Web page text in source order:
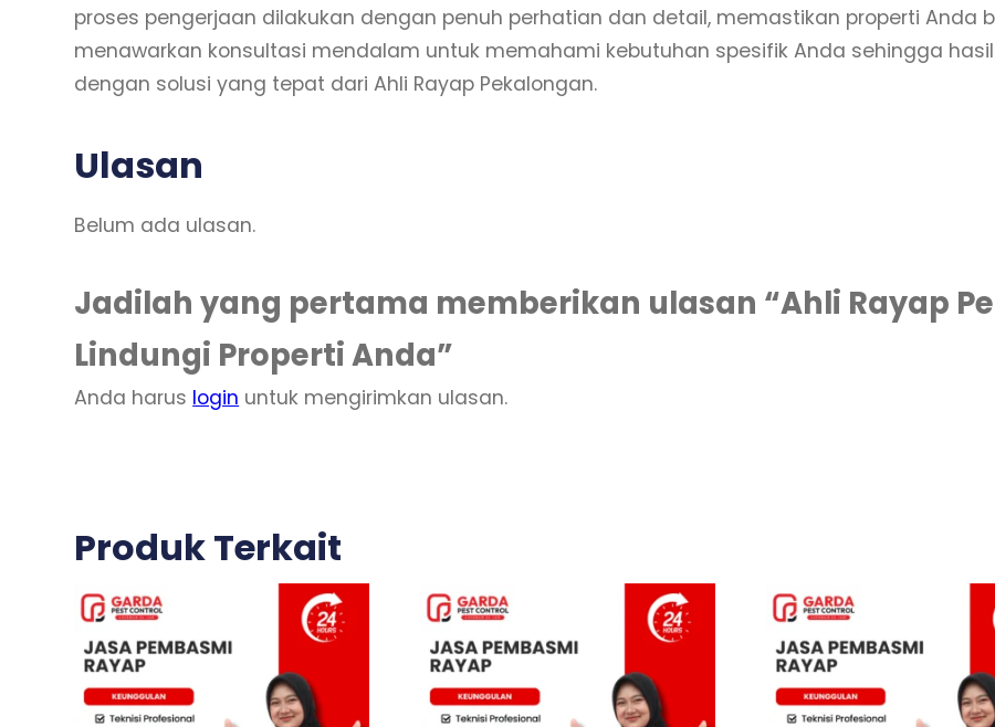
proses pengerjaan dilakukan dengan penuh perhatian dan detail, memastikan properti Anda
menawarkan konsultasi mendalam untuk memahami kebutuhan spesifik Anda sehingga
dengan solusi yang tepat dari Ahli Rayap Pekalongan.
Ulasan
Belum ada ulasan.
Jadilah yang pertama memberikan ulasan “Ahli Rayap
Lindungi Properti Anda”
Anda harus login untuk mengirimkan ulasan.
Produk Terkait